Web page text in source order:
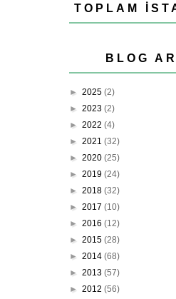
TOPLAM
BLOG
► 2025 (2)
► 2023 (2)
► 2022 (4)
► 2021 (32)
► 2020 (25)
► 2019 (24)
► 2018 (32)
► 2017 (10)
► 2016 (12)
► 2015 (28)
► 2014 (68)
► 2013 (57)
► 2012 (56)